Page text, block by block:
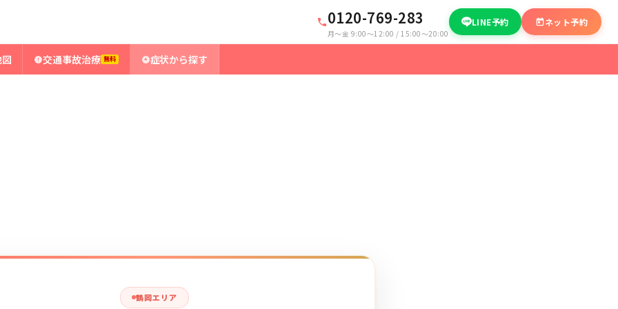
0120-769-283
月〜金 9:00〜12:00 / 15:00〜20:00
LINE予約 ネット予約
交通事故治療 無料 症状から探す
鶴岡エリア